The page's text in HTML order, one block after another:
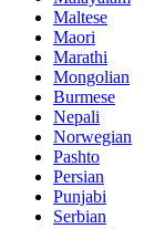
Maltese
Maori
Marathi
Mongolian
Burmese
Nepali
Norwegian
Pashto
Persian
Punjabi
Serbian